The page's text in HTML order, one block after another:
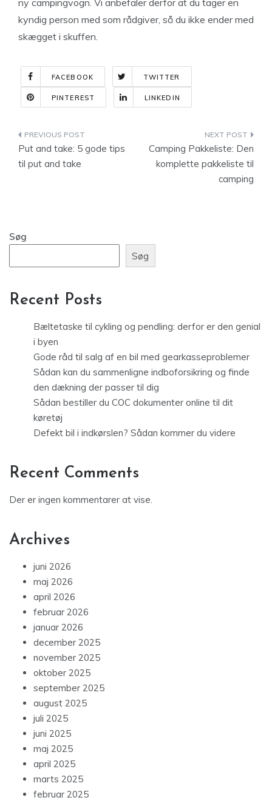
ny campingvogn. Vi anbefaler derfor at du tager en
kyndig person med som rådgiver, så du ikke ender med
skægget i skuffen.
FACEBOOK TWITTER
PINTEREST LINKEDIN
Indlægsnavigation
Put and take: 5 gode tips
til put and take
Camping Pakkeliste: Den
komplette pakkeliste til
camping
Søg
Søg
Recent Posts
Bæltetaske til cykling og pendling: derfor er den genial
i byen
Gode råd til salg af en bil med gearkasseproblemer
Sådan kan du sammenligne indboforsikring og finde
den dækning der passer til dig
Sådan bestiller du COC dokumenter online til dit
køretøj
Defekt bil i indkørslen? Sådan kommer du videre
Recent Comments
Der er ingen kommentarer at vise.
Archives
juni 2026
maj 2026
april 2026
februar 2026
januar 2026
december 2025
november 2025
oktober 2025
september 2025
august 2025
juli 2025
juni 2025
maj 2025
april 2025
marts 2025
februar 2025